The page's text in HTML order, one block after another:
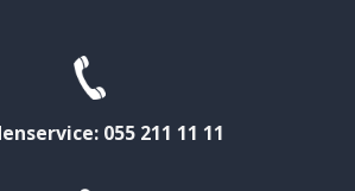
055 211 11 11